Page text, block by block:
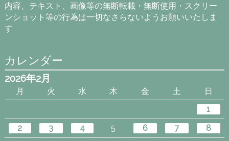
内容、テキスト、画像等の無断転載・無断使用・スクリー
ンショット等の行為は一切なさらないようお願いいたしま
す
カレンダー
2026年2月
月 火 水 木 金 土
日
1
2
3 4 5 6 7
8